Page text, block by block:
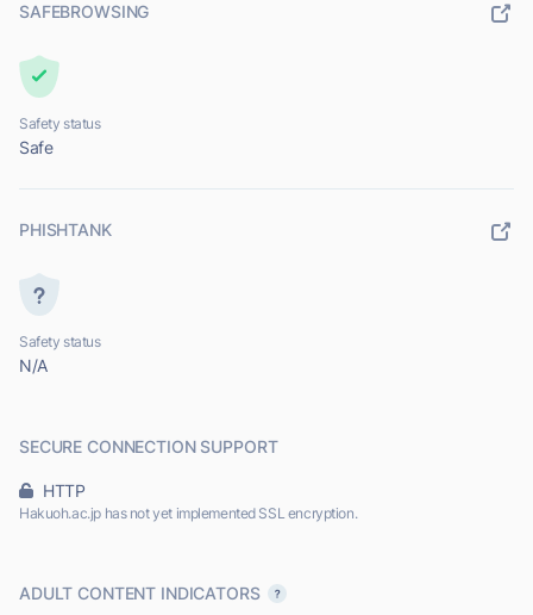
SAFEBROWSING
Safety status
Safe
PHISHTANK
Safety status
N/A
SECURE CONNECTION SUPPORT
HTTP
Hakuoh.ac.jp has not yet implemented SSL encryption.
ADULT CONTENT INDICATORS